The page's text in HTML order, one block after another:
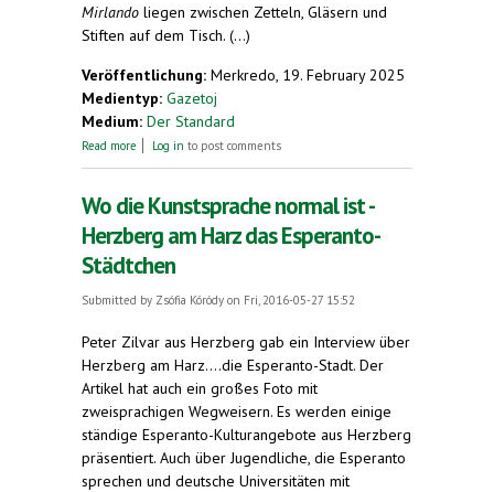
Mirlando liegen zwischen Zetteln, Gläsern und
Stiften auf dem Tisch. (...)
Veröffentlichung: Merkredo, 19. February 2025
Medientyp: Gazetoj
Medium: Der Standard
Read more about Bonan tagon!
Log in to post comments
Wo die Kunstsprache normal ist -
Herzberg am Harz das Esperanto-
Städtchen
Submitted by Zsófia Kóródy on Fri, 2016-05-27 15:52
Peter Zilvar aus Herzberg gab ein Interview über
Herzberg am Harz....die Esperanto-Stadt. Der
Artikel hat auch ein großes Foto mit
zweisprachigen Wegweisern. Es werden einige
ständige Esperanto-Kulturangebote aus Herzberg
präsentiert. Auch über Jugendliche, die Esperanto
sprechen und deutsche Universitäten mit